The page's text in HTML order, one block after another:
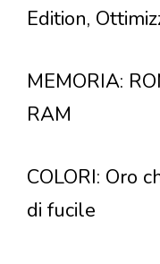
Edition,
MEMORIA:
RAM
COLORI: Oro
di fucile